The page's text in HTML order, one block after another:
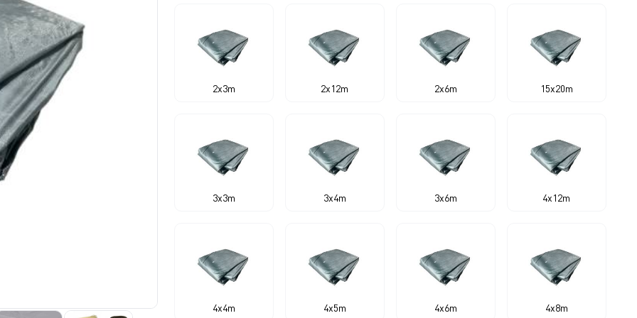
2x3m 2x12m 2x6m 15x20m
3x3m 3x4m 3x6m 4x12m
4x4m 4x5m 4x6m 4x8m